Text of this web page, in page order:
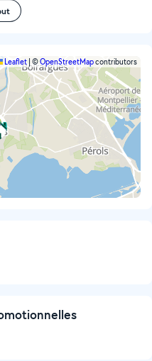
Leaflet ©OpenStreetMapcontributors